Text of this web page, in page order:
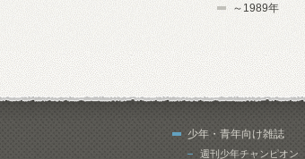
～1989年
少年・青年向け雑誌
週刊少年チャンピオン